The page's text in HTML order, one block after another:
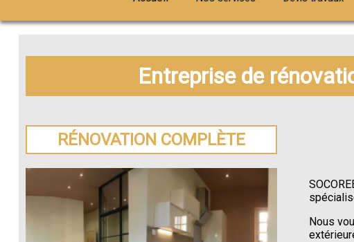
Entreprise de
RÉNOVATION COMPLÈTE
Nous